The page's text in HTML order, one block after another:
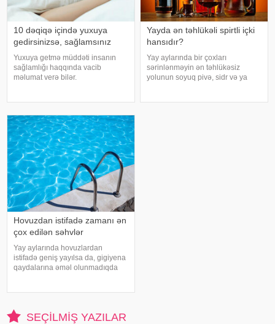
10 dəqiqə içində yuxuya
gedirsinizsə, sağlamsınız
Yuxuya getmə müddəti insanın
sağlamlığı haqqında vacib
məlumat verə bilər.
üzrə mütəxəssis Mişel Drerupun
sözlərinə görə
Yayda ən təhlükəli spirtli içki
hansıdır?
Yay aylarında bir çoxları
sərinlənməyin ən təhlükəsiz
yolunun soyuq pivə, sidr və ya
Hovuzdan istifadə zamanı ən
çox edilən səhvlər
Yay aylarında hovuzlardan
istifadə geniş yayılsa da, gigiyena
qaydalarına əməl olunmadıqda
kənarınd
SEÇILMIŞ YAZILAR